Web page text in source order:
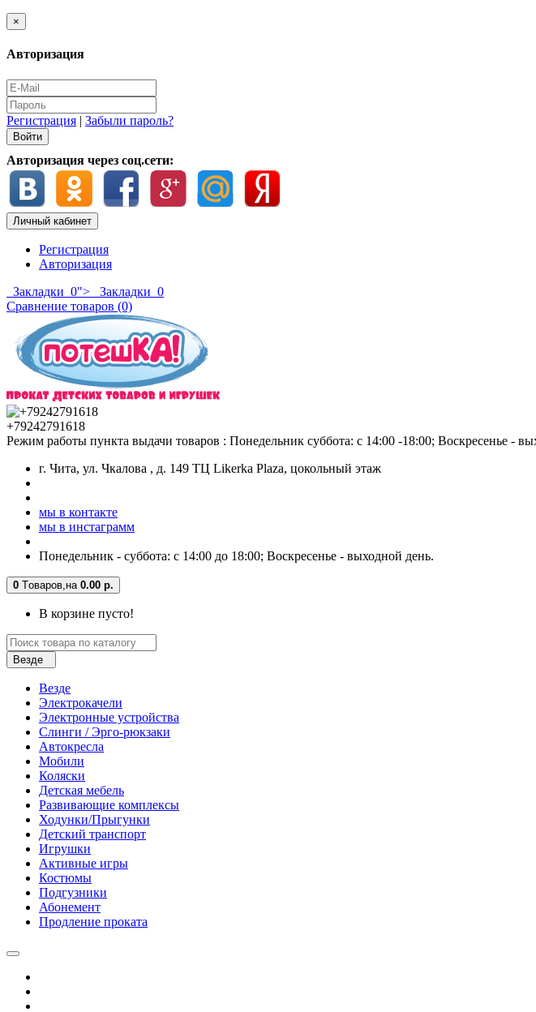
×
Авторизация
Регистрация | Забыли пароль?
Авторизация через соц.сети:
Личный кабинет
Регистрация
Авторизация
Закладки 0"> Закладки 0
Сравнение товаров (0)
+79242791618
Режим работы пункта выдачи товаров : Понедельник суббота: с 14:00 -18:00; Воскресенье -
г. Чита, ул. Чкалова , д. 149 ТЦ Likerka Plaza, цокольный этаж
мы в контакте
мы в инстаграмм
Понедельник - суббота: с 14:00 до 18:00; Воскресенье - выходной день.
0 Tоваров, на 0.00 р.
В корзине пусто!
Везде
Везде
Электрокачели
Электронные устройства
Слинги / Эрго-рюкзаки
Автокресла
Мобили
Коляски
Детская мебель
Развивающие комплексы
Ходунки/Прыгунки
Детский транспорт
Игрушки
Активные игры
Костюмы
Подгузники
Абонемент
Продление проката